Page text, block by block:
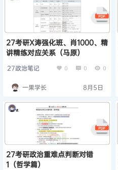
27考研X涛强化班、肖1000、精
讲精练对应关系（马原）
27政治笔记 0 0 0
一果学长 8月5日
27考研政治重难点判断对错
1（哲学篇）